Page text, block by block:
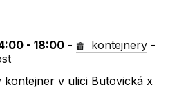
- 18:00 - kontejnery -
kontejner v ulici Butovická x